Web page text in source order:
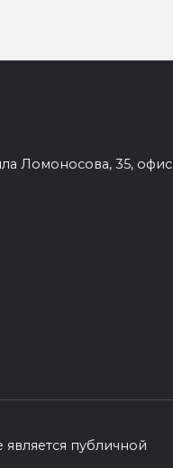
Ломоносова, 35, офис
публичной